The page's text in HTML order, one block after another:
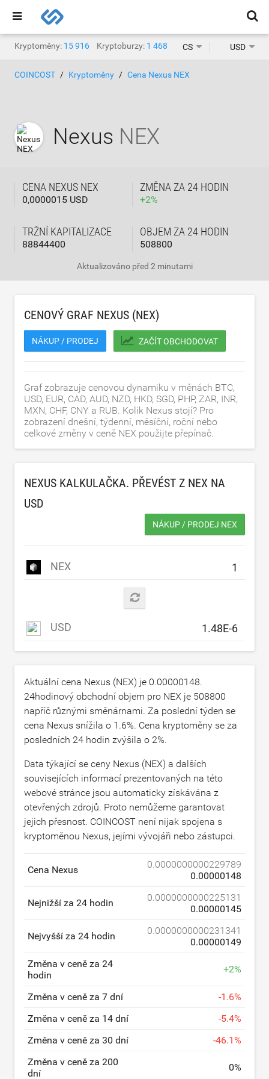
Kryptoměny: 15 916 Kryptoburzy: 1 468 CS USD
COINCOST Kryptoměny Cena Nexus NEX
Nexus NEX
CENA NEXUS NEX
0,0000015 USD
ZMĚNA ZA 24 HODIN
+2%
TRŽNÍ KAPITALIZACE
88844400
OBJEM ZA 24 HODIN
508800
Aktualizováno před 2 minutami
CENOVÝ GRAF NEXUS (NEX)
NÁKUP / PRODEJ ZAČÍT OBCHODOVAT
Graf zobrazuje cenovou dynamiku v měnách BTC,
USD, EUR, CAD, AUD, NZD, HKD, SGD, PHP, ZAR, INR,
MXN, CHF, CNY a RUB. Kolik Nexus stojí? Pro
zobrazení dnešní, týdenní, měsíční, roční nebo
celkové změny v ceně NEX použijte přepínač.
NEXUS KALKULAČKA. PŘEVÉST Z NEX NA
USD
NÁKUP / PRODEJ NEX
NEX
USD
Aktuální cena Nexus (NEX) je 0.00000148.
24hodinový obchodní objem pro NEX je 508800
napříč různými směnárnami. Za poslední týden se
cena Nexus snížila o 1.6%. Cena kryptoměny se za
posledních 24 hodin zvýšila o 2%.
Data týkající se ceny Nexus (NEX) a dalších
souvisejících informací prezentovaných na této
webové stránce jsou automaticky získávána z
otevřených zdrojů. Proto nemůžeme garantovat
jejich přesnost. COINCOST není nijak spojena s
kryptoměnou Nexus, jejími vývojáři nebo zástupci.
Cena Nexus
0.0000000000229789
0.00000148
Nejnižší za 24 hodin
0.0000000000225131
0.00000145
Nejvyšší za 24 hodin
0.0000000000231341
0.00000149
Změna v ceně za 24
hodin
+2%
Změna v ceně za 7 dní -1.6%
Změna v ceně za 14 dní
-5.4%
Změna v ceně za 30 dní
-46.1%
Změna v ceně za 200
dní
0%